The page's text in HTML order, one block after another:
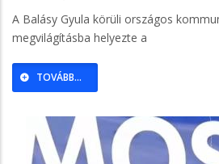
A Balásy Gyula körüli országos
megvilágításba helyezte a
TOVÁBB...